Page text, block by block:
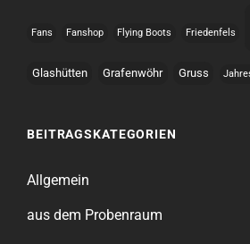
Fans Fanshop Flying Boots Friedenfels
Glashütten Grafenwöhr Gruss
BEITRAGSKATEGORIEN
Allgemein
aus dem Probenraum